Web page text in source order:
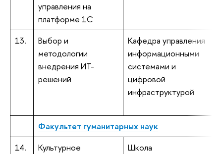
управления на
платформе 1С
13.
Выбор и
методологии
внедрения ИТ-
решений
Кафедра управления
информационными
системами и
цифровой
инфраструктурой
Факультет гуманитарных наук
14.
Культурное
Школа